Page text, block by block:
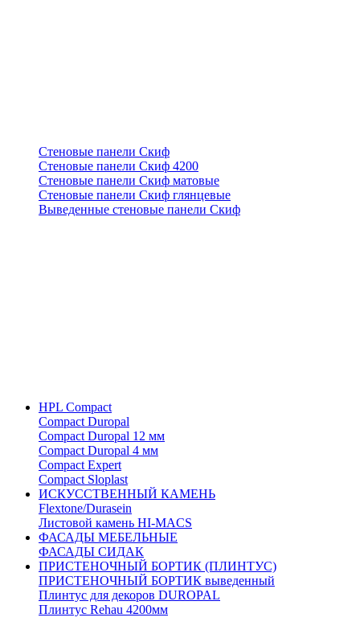
Стеновые панели Скиф
Стеновые панели Скиф 4200
Стеновые панели Скиф матовые
Стеновые панели Скиф глянцевые
Выведенные стеновые панели Скиф
HPL Compact
Compact Duropal
Compact Duropal 12 мм
Compact Duropal 4 мм
Compact Expert
Compact Sloplast
ИСКУССТВЕННЫЙ КАМЕНЬ
Flextone/Durasein
Листовой камень HI-MACS
ФАСАДЫ МЕБЕЛЬНЫЕ
ФАСАДЫ СИДАК
ПРИСТЕНОЧНЫЙ БОРТИК (ПЛИНТУС)
ПРИСТЕНОЧНЫЙ БОРТИК выведенный
Плинтус для декоров DUROPAL
Плинтус Rehau 4200мм